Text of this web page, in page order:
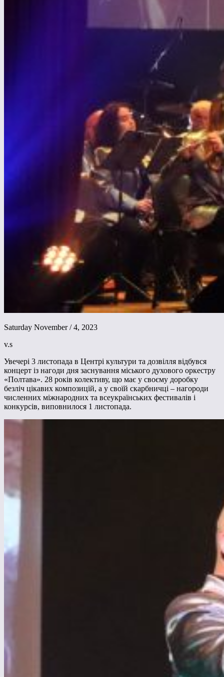
Saturday November / 4, 2023
v.s
Увечері 3 листопада в Центрі культури та дозвілля відбувся
концерт із нагоди дня заснування міського духового оркестру
«Полтава». 28 років колективу, що має у своєму доробку
безліч цікавих композицій, а у своїй скарбничці – нагороди
численних міжнародних та всеукраїнських фестивалів і
конкурсів, виповнилося 1 листопада.